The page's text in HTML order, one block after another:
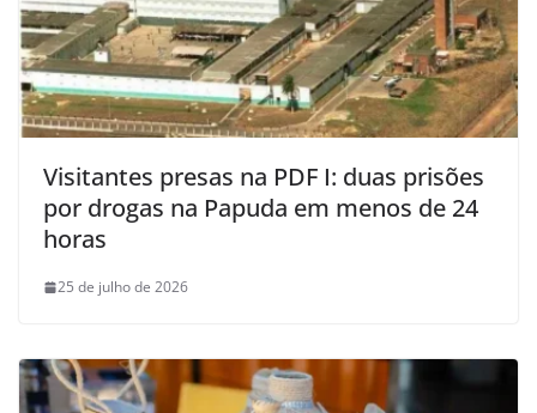
Visitantes presas na PDF I: duas prisões
por drogas na Papuda em menos de 24
horas
25 de julho de 2026